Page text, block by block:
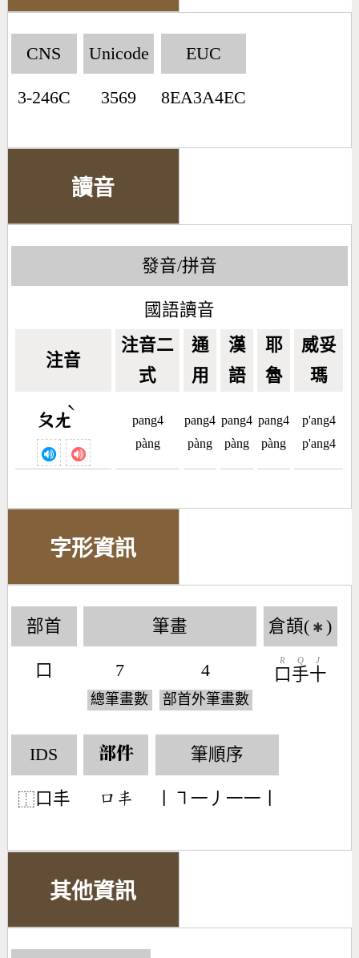
CNS
3-246C
Unicode
3569
EUC
8EA3A4EC
讀音
發音/拼音
國語讀音
注音
注音二
式
通
用
漢
語
耶
魯
威妥
瑪
ㄆㄤ
ˋ
pang4
pàng
pang4
pàng
pang4
pàng
pang4
pàng
p'ang4
p'ang4
字形資訊
部首
口
筆畫
7
總筆畫數
4
部首外筆畫數
倉頡( ✱ )
口
R
手
Q
十
J
IDS
⿰ 口丰
部件
󶁶󶃢
筆順序
丨㇕一丿一一丨
其他資訊